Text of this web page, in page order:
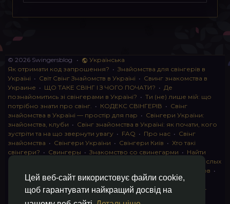
Цей веб-сайт використовує файли cookie,
щоб гарантувати найкращий досвід на
© 2026 Swingersblog •
Українська
Як отримати код запрошення? • Знайомства для свінгерів в
Україні • Світ Свінг Знайомств в Україні • Свинг знакомства в
Украине • ЩО ТАКЕ СВІНГ І З ЧОГО ПОЧАТИ? • Де
познайомитись зі свінгерами в Україні? • Ти (не) лише мій: що
потрібно знати про свінг. • КОДЕКС СВІНГЕРІВ • Свінг
знайомства в Україні — простір для пар • Свінгери України:
знайомства, клуби • Свінг знайомства в Україні: як почати, кого
зустріти та на що звернути увагу • FAQ • Про нас • Свінг
знайомства • Свінгери України • Свінгери Київ • Хто такі
свінгери? • Свингеры • Знакомство со свинегарми • Найти
instagram для взрослых
Клуб свингеров •
Конфіденційність• Правила• Партнерська програма
Свингеры •Свинг-пати•О свингерах откровенно
Свинг-
клуб: что это и как работает